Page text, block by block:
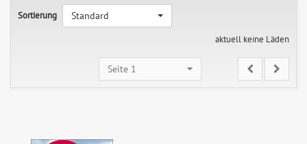
Sortierung
Standard
aktuell keine Läden
Seite 1